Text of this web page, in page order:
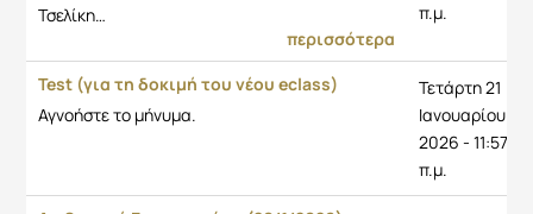
Τσελίκη…
περισσότερα
π.μ.
Test (για τη δοκιμή του νέου eclass)
Αγνοήστε το μήνυμα.
Τετάρτη 21
Ιανουαρίου
2026 - 11:57
π.μ.